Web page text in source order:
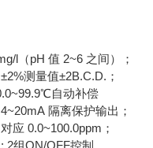
l（pH 值 2~6 之间）；
测量值±2B.C.D.；
自动补偿
隔离保护输出；
应 0.0~100.0ppm；
2组ON/OFF控制